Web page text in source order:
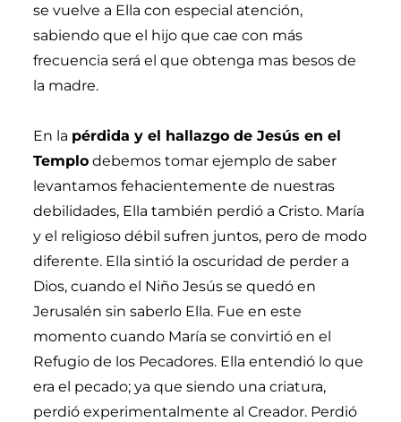
se vuelve a Ella con especial atención,
sabiendo que el hijo que cae con más
frecuencia será el que obtenga mas besos de
la madre.
En la pérdida y el hallazgo de Jesús en el
Templo debemos tomar ejemplo de saber
levantamos fehacientemente de nuestras
debilidades, Ella también perdió a Cristo. María
y el religioso débil sufren juntos, pero de modo
diferente. Ella sintió la oscuridad de perder a
Dios, cuando el Niño Jesús se quedó en
Jerusalén sin saberlo Ella. Fue en este
momento cuando María se convirtió en el
Refugio de los Pecadores. Ella entendió lo que
era el pecado; ya que siendo una criatura,
perdió experimentalmente al Creador. Perdió